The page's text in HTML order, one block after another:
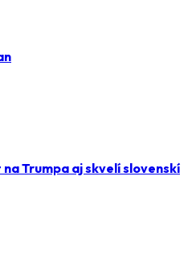
Trumpa aj skvelí slovenskí